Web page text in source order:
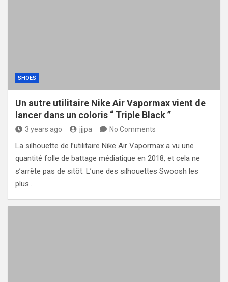
SHOES
Un autre utilitaire Nike Air Vapormax vient de
lancer dans un coloris “ Triple Black ”
3 years ago jjjpa No Comments
La silhouette de l’utilitaire Nike Air Vapormax a vu une
quantité folle de battage médiatique en 2018, et cela ne
s’arrête pas de sitôt. L’une des silhouettes Swoosh les
plus…